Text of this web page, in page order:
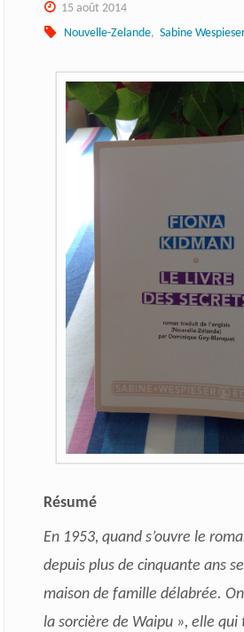
15 août 2014
Nouvelle-Zelande, Sabine
Résumé
En 1953, quand s’ouvre le
depuis plus de cinquante ans
maison de famille délabrée.
la sorcière de Waipu », elle qui